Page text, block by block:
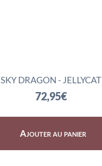
SKY DRAGON - JELLYCAT
72,95€
Ajouter au panier